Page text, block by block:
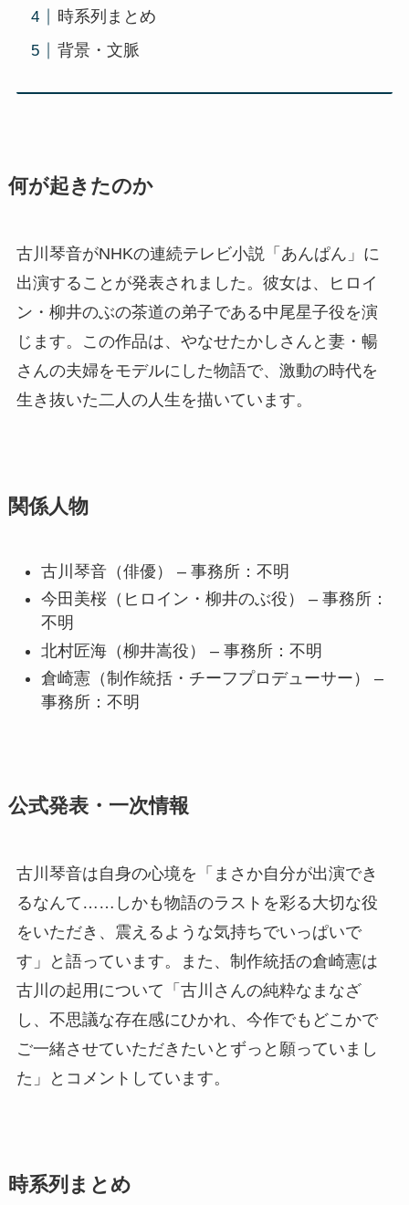
時系列まとめ
背景・文脈
何が起きたのか
古川琴音がNHKの連続テレビ小説「あんぱん」に
出演することが発表されました。彼女は、ヒロイ
ン・柳井のぶの茶道の弟子である中尾星子役を演
じます。この作品は、やなせたかしさんと妻・暢
さんの夫婦をモデルにした物語で、激動の時代を
生き抜いた二人の人生を描いています。
関係人物
古川琴音（俳優） – 事務所：不明
今田美桜（ヒロイン・柳井のぶ役） – 事務所：
不明
北村匠海（柳井嵩役） – 事務所：不明
倉崎憲（制作統括・チーフプロデューサー） –
事務所：不明
公式発表・一次情報
古川琴音は自身の心境を「まさか自分が出演でき
るなんて……しかも物語のラストを彩る大切な役
をいただき、震えるような気持ちでいっぱいで
す」と語っています。また、制作統括の倉崎憲は
古川の起用について「古川さんの純粋なまなざ
し、不思議な存在感にひかれ、今作でもどこかで
ご一緒させていただきたいとずっと願っていまし
た」とコメントしています。
時系列まとめ